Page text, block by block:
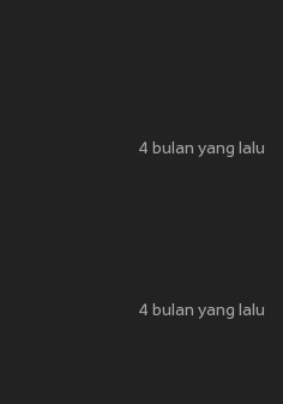
4 bulan yang lalu
4 bulan yang lalu